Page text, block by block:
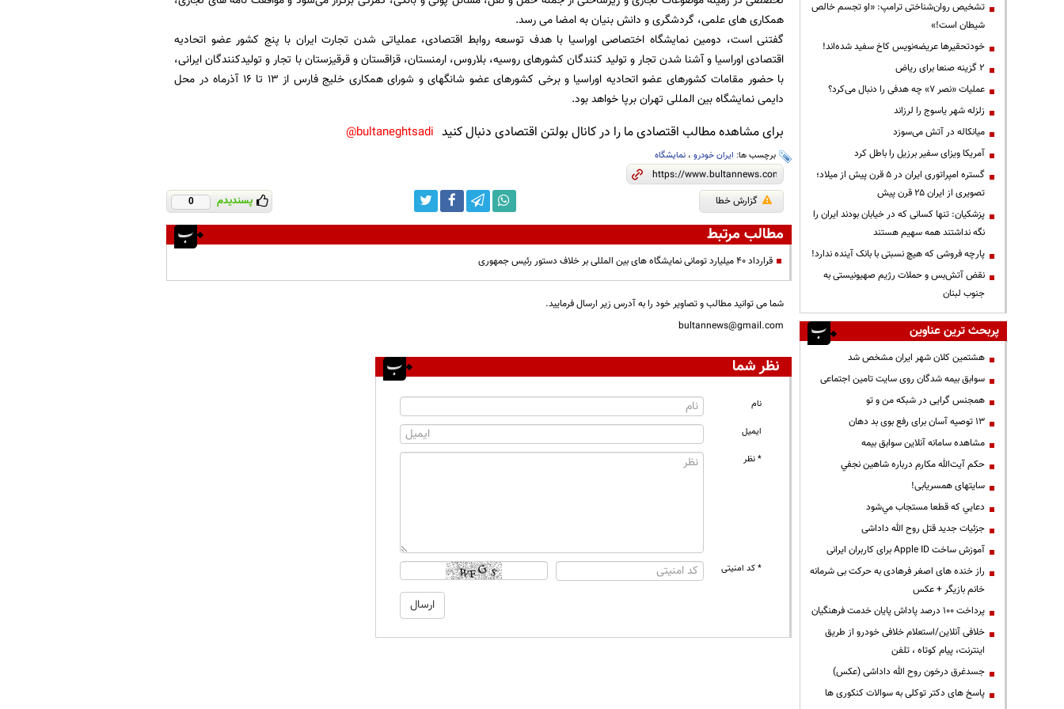
همکاری های علمی، گردشگری و دانش بنیان به امضا می رسد.
گفتنی است، دومین نمایشگاه اختصاصی اوراسیا با هدف توسعه روابط اقتصادی، عملیاتی شدن تجارت ایران با پنج کشور عضو اتحادیه
اقتصادی اوراسیا و آشنا شدن تجار و تولید کنندگان کشورهای روسیه، بلاروس، ارمنستان، قزاقستان و قرقیزستان با تجار و تولیدکنندگان ایرانی،
با حضور مقامات کشورهای عضو اتحادیه اوراسیا و برخی کشورهای عضو شانگهای و شورای همکاری خلیج فارس از ۱۳ تا ۱۶ آذرماه در محل
دایمی نمایشگاه بین المللی تهران برپا خواهد بود‌.
برای مشاهده مطالب اقتصادی ما را در کانال بولتن اقتصادی دنبال کنید bultaneghtsadi@
برچسب ها: ایران خودرو، نمایشگاه
گزارش خطا پسندیدم 0
مطالب مرتبط
قرارداد 40 میلیارد تومانی نمایشگاه های بین المللی بر خلاف دستور رئیس جمهوری
شما می توانید مطالب و تصاویر خود را به آدرس زیر ارسال فرمایید.
bultannews@gmail.com
نظر شما
نام
ایمیل
* نظر
* کد امنیتی
تشخیص روان‌شناختی ترامپ: «او تجسم خالص
شیطان است!»
خودتحقیرها عریضه‌نویس کاخ سفید شده‌اند!
۲ گزینه صنعا برای ریاض
عملیات «نصر ۷» چه هدفی را دنبال می‌کرد؟
زلزله شهر یاسوج را لرزاند
میانکاله در آتش می‌سوزد
آمریکا ویزای سفیر برزیل را باطل کرد
گستره امپراتوری ایران در ۵ قرن پیش از میلاد؛
تصویری از ایران ۲۵ قرن پیش
پزشکیان: تنها کسانی که در خیابان بودند ایران را
نگه نداشتند همه سهیم هستند
پارچه فروشی که هیچ نسبتی با بانک آینده ندارد!
نقض آتش‌بس و حملات رژیم صهیونیستی به
جنوب لبنان
پربحث ترین عناوین
هشتمین کلان شهر ایران مشخص شد
سوابق بیمه شدگان روی سایت تامین اجتماعی
همجنس گرایی در شبکه من و تو
13 توصیه آسان برای رفع بوی بد دهان
مشاهده سامانه آنلاين سوابق بیمه
حكم آيت‌الله مكارم درباره شاهين نجفي
سایتهای همسریابی!
دعايي كه قطعا مستجاب مي‌شود
جزئیات جدید قتل روح الله داداشی
آموزش ساخت Apple ID برای کاربران ایرانی
راز خنده های اصغر فرهادی به حرکت بی شرمانه
خانم بازیگر + عکس
پرداخت ۱۰۰ درصد پاداش پایان خدمت فرهنگیان
خلافی آنلاین/استعلام خلافی خودرو از طریق
اینترنت، پیام کوتاه ، تلفن
جسدغرق درخون روح الله داداشی (عکس)
پاسخ های دکتر توکلی به سوالات کنکوری ها